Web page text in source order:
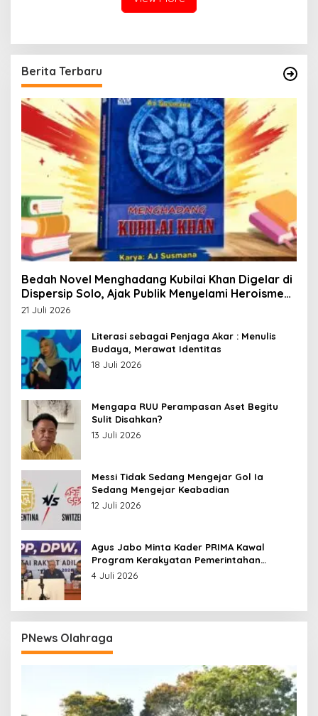
Berita Terbaru
Bedah Novel Menghadang Kubilai Khan Digelar di
Dispersip Solo, Ajak Publik Menyelami Heroisme
Leluhur Nusantara
21 Juli 2026
Literasi sebagai Penjaga Akar : Menulis
Budaya, Merawat Identitas
18 Juli 2026
Mengapa RUU Perampasan Aset Begitu
Sulit Disahkan?
13 Juli 2026
Messi Tidak Sedang Mengejar Gol Ia
Sedang Mengejar Keabadian
12 Juli 2026
Agus Jabo Minta Kader PRIMA Kawal
Program Kerakyatan Pemerintahan
Prabowo
4 Juli 2026
PNews Olahraga